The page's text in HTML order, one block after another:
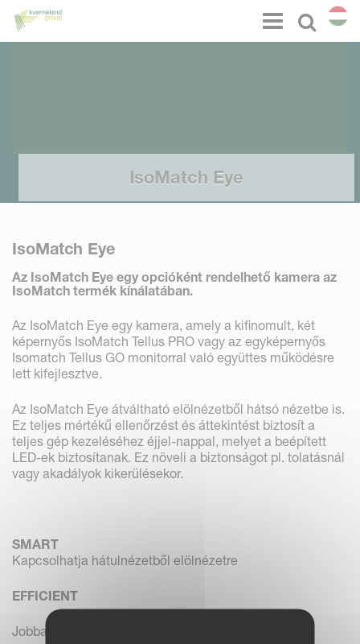
Select
Menu
IsoMatch Eye
IsoMatch Eye
Az IsoMatch Eye egy opcióként rendelhető kamera az
IsoMatch termék kínálatában.
Az IsoMatch Eye egy kamera, amely a kifinomult, két
képernyős IsoMatch Tellus PRO vagy az egyképernyős
Isomatch Tellus GO monitorral való együttes működésre
lett kifejlesztve.
Az IsoMatch Eye átváltható elölnézetből hátsó nézetbe is.
Ez teljes mértékű ellenőrzést és áttekintést biztosít a
teljes gép kezeléséhez éjjel-nappal, melyet a beépített
LED-ek biztosítanak. Ez növeli a biztonságot pl. tolatásnál
vagy akadályok kikerülésekor.
SMART
Kapcsolhatja hátulnézetből elölnézetre
EFFICIENT
Jobban irányítható és átlátható feladatok
Süti preferenciák